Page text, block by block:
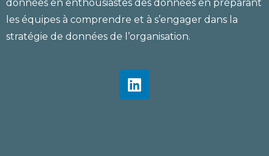
données en enthousiastes des données en préparant
les équipes à comprendre et à s’engager dans la
stratégie de données de l’organisation.